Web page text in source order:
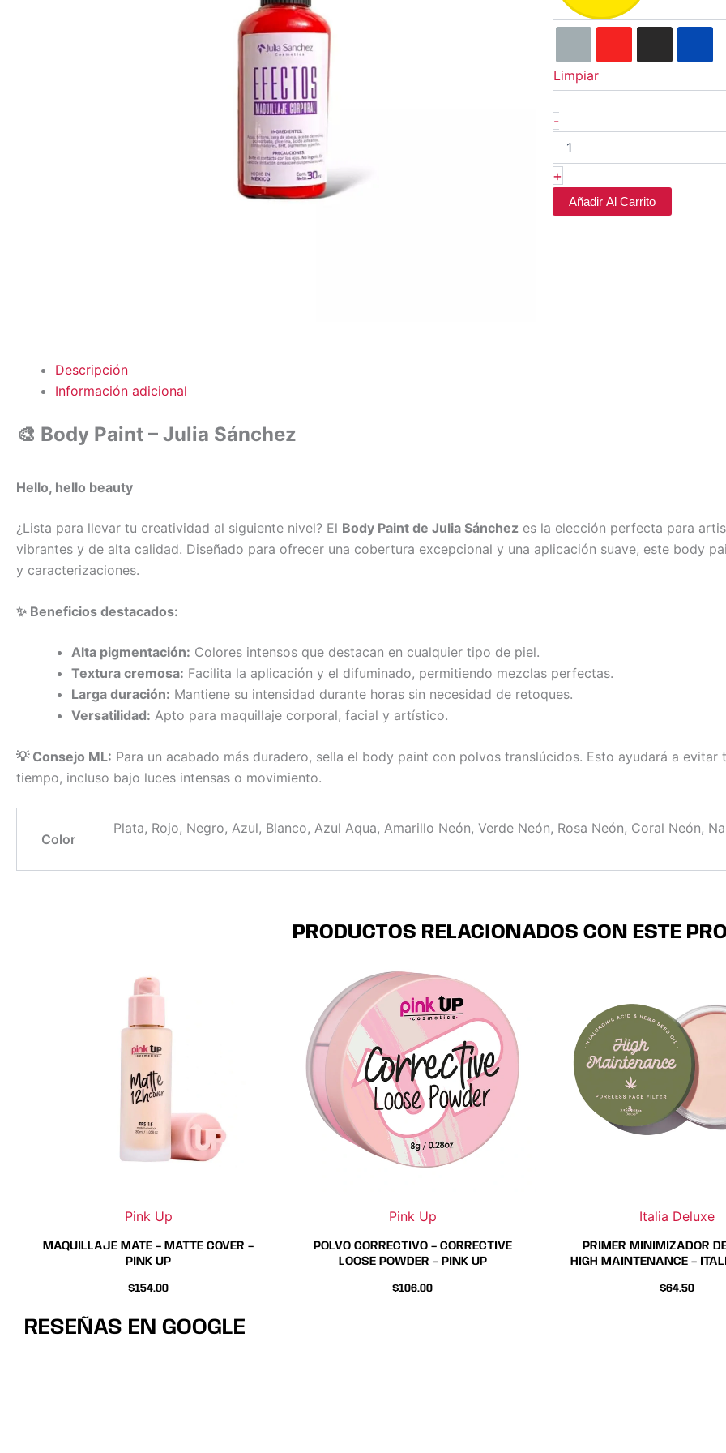
Limpiar
-
Sanchez
cantidad
+
Añadir Al Carrito
Descripción
Información adicional
🎨 Body Paint – Julia Sánchez
Hello, hello beauty
¿Lista para llevar tu creatividad al siguiente nivel? El Body Paint de Julia Sánchez es la elección perfecta para
vibrantes y de alta calidad. Diseñado para ofrecer una cobertura excepcional y una aplicación suave, este body
y caracterizaciones.
✨ Beneficios destacados:
Alta pigmentación: Colores intensos que destacan en cualquier tipo de piel.
Textura cremosa: Facilita la aplicación y el difuminado, permitiendo mezclas perfectas.
Larga duración: Mantiene su intensidad durante horas sin necesidad de retoques.
Versatilidad: Apto para maquillaje corporal, facial y artístico.
💡 Consejo ML: Para un acabado más duradero, sella el body paint con polvos translúcidos. Esto ayudará a
tiempo, incluso bajo luces intensas o movimiento.
Color
Plata, Rojo, Negro, Azul, Blanco, Azul Aqua, Amarillo Neón, Verde Neón, Rosa Neón, Coral Neón,
PRODUCTOS RELACIONADOS CON ESTE
Pink Up
producto
tiene
Las
opciones
se
pueden
elegir
en
página
producto
MAQUILLAJE MATE – MATTE COVER –
PINK UP
$154.00
pueden
elegir
en
producto
Pink Up
producto
tiene
múltiples
variantes.
Las
opciones
se
pueden
elegir
en
página
producto
POLVO CORRECTIVO – CORRECTIVE
LOOSE POWDER – PINK UP
$106.00
producto
tiene
múltiples
variantes.
Las
opciones
se
pueden
elegir
en
producto
Italia Deluxe
PRIMER MINIMIZADOR
HIGH MAINTENANCE –
$64.50
RESEÑAS EN GOOGLE